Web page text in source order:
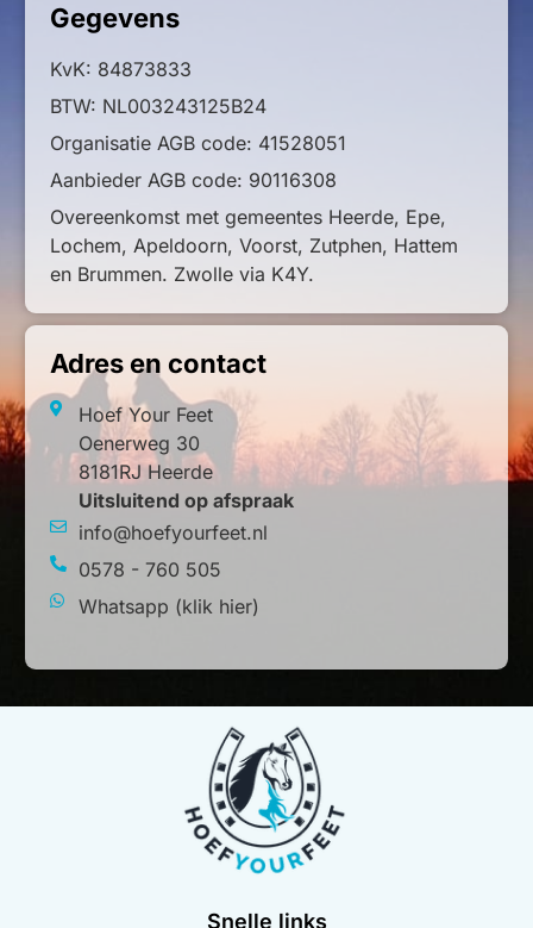
Gegevens
KvK: 84873833
BTW: NL003243125B24
Organisatie AGB code: 41528051
Aanbieder AGB code: 90116308
Overeenkomst met gemeentes Heerde, Epe,
Lochem, Apeldoorn, Voorst, Zutphen, Hattem
en Brummen. Zwolle via K4Y.
Adres en contact
Hoef Your Feet
Oenerweg 30
8181RJ Heerde
Uitsluitend op afspraak
info@hoefyourfeet.nl
0578 - 760 505
Whatsapp (klik hier)
Snelle links